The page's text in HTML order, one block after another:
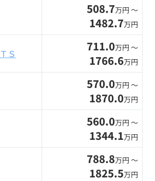
508.7万円 〜
1482.7万円
Ｓ 711.0万円 〜
1766.6万円
570.0万円 〜
1870.0万円
560.0万円 〜
1344.1万円
788.8万円 〜
1825.5万円